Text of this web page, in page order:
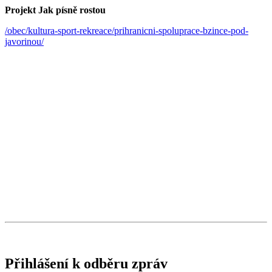
Projekt Jak písně rostou
/obec/kultura-sport-rekreace/prihranicni-spoluprace-bzince-pod-
javorinou/
Přihlášení k odběru zpráv